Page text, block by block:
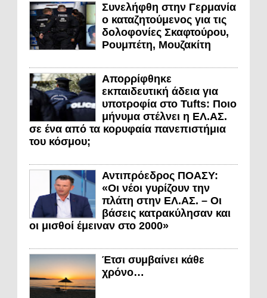
Συνελήφθη στην Γερμανία
ο καταζητούμενος για τις
δολοφονίες Σκαφτούρου,
Ρουμπέτη, Μουζακίτη
Απορρίφθηκε
εκπαιδευτική άδεια για
υποτροφία στο Tufts: Ποιο
μήνυμα στέλνει η ΕΛ.ΑΣ.
σε ένα από τα κορυφαία πανεπιστήμια
του κόσμου;
Αντιπρόεδρος ΠΟΑΣΥ:
«Οι νέοι γυρίζουν την
πλάτη στην ΕΛ.ΑΣ. – Οι
βάσεις κατρακύλησαν και
οι μισθοί έμειναν στο 2000»
Έτσι συμβαίνει κάθε
χρόνο…